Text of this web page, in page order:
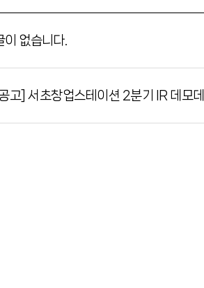
이 없습니다.
고] 서초창업스테이션 2분기 IR 데모